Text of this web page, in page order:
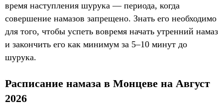
время наступления шурука — периода, когда
совершение намазов запрещено. Знать его необходимо
для того, чтобы успеть вовремя начать утренний намаз
и закончить его как минимум за 5–10 минут до
шурука.
Расписание намаза в Монцеве на Август
2026